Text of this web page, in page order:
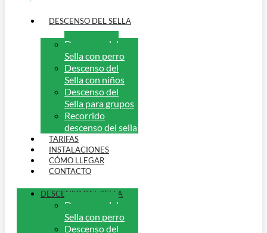
DESCENSO DEL SELLA
Descenso del
Sella con perro
Descenso del
Sella con niños
Descenso del
Sella para grupos
Recorrido
descenso del sella
TARIFAS
INSTALACIONES
CÓMO LLEGAR
CONTACTO
DESCENSO DEL SELLA
Descenso del
Sella con perro
Descenso del